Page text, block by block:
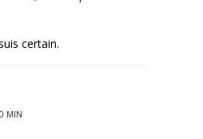
certain.
MIN